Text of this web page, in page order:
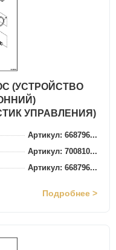
(УСТРОЙСТВО
УПРАВЛЕНИЯ)
Артикул: 668796...
Артикул: 700810...
Артикул: 668796...
Подробнее >